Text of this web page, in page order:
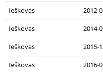
Ieškovas 2012-
Ieškovas 2014-
Ieškovas 2015-
Ieškovas 2016-